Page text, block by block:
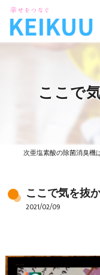
ここで
ここで気を抜
2021/02/09